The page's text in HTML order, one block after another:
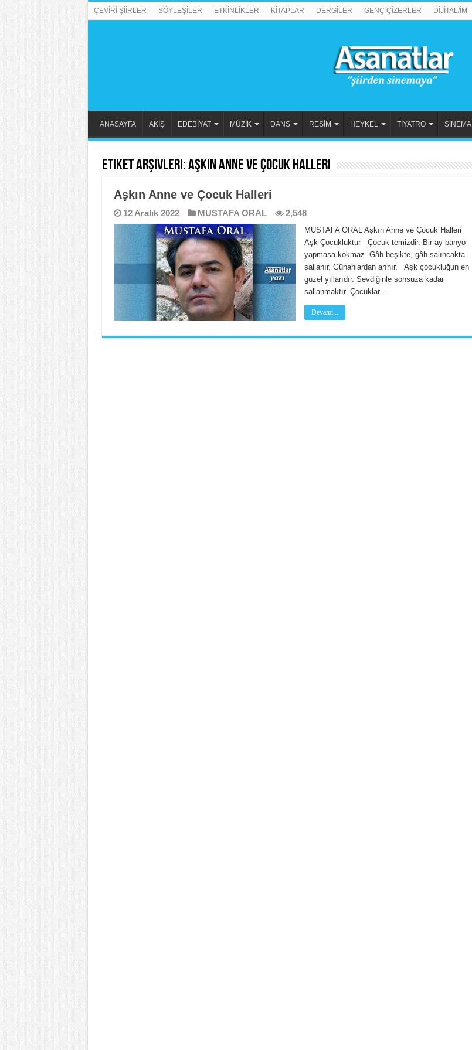
ÇEVİRİ ŞİİRLER SÖYLEŞİLER ETKİNLİKLER KİTAPLAR DERGİLER GENÇ ÇİZERLER DİJİTAL/İM
ANASAYFA AKIŞ EDEBİYAT MÜZİK DANS RESİM HEYKEL TİYATRO SİNEMA
Etiket Arşivleri:Aşkın Anne ve Çocuk Halleri
Aşkın Anne ve Çocuk Halleri
12 Aralık 2022 MUSTAFA ORAL 2,548
MUSTAFA ORAL Aşkın Anne ve Çocuk Halleri
Aşk Çocukluktur Çocuk temizdir. Bir ay banyo
yapmasa kokmaz. Gâh beşikte, gâh salıncakta
sallanır. Günahlardan arınır. Aşk çocukluğun en
güzel yıllarıdır. Sevdiğinle sonsuza kadar
sallanmaktır. Çocuklar …
Devamı...